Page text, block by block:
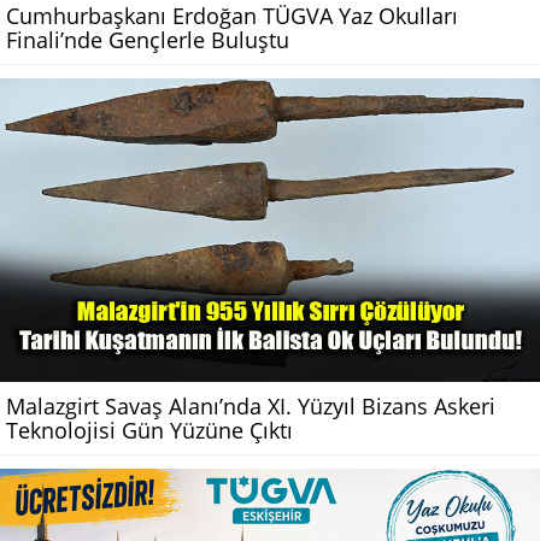
Cumhurbaşkanı Erdoğan TÜGVA Yaz Okulları
Finali’nde Gençlerle Buluştu
Malazgirt Savaş Alanı’nda XI. Yüzyıl Bizans Askeri
Teknolojisi Gün Yüzüne Çıktı